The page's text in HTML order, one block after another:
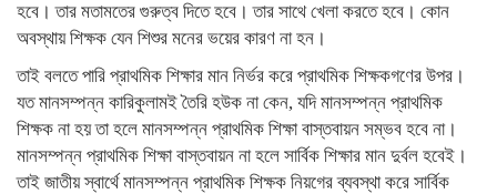
হবে। তার মতামতের গুরুত্ব দিতে হবে। তার সাথে খেলা করতে হবে। কোন
অবস্থায় শিক্ষক যেন শিশুর মনের ভয়ের কারণ না হন।
তাই বলতে পারি প্রাথমিক শিক্ষার মান নির্ভর করে প্রাথমিক শিক্ষকগণের উপর।
যত মানসম্পন্ন কারিকুলামই তৈরি হউক না কেন, যদি মানসম্পন্ন প্রাথমিক
শিক্ষক না হয় তা হলে মানসম্পন্ন প্রাথমিক শিক্ষা বাস্তবায়ন সম্ভব হবে না।
মানসম্পন্ন প্রাথমিক শিক্ষা বাস্তবায়ন না হলে সার্বিক শিক্ষার মান দুর্বল হবেই।
তাই জাতীয় স্বার্থে মানসম্পন্ন প্রাথমিক শিক্ষক নিয়গের ব্যবস্থা করে সার্বিক